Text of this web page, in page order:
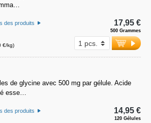
des produits
€/kg)
500 Grammes
17,95 €
de glycine avec 500 mg par gélule. Acide
esse…
des produits
120 Gélules
14,95 €